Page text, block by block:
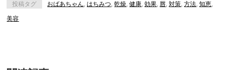
投稿タグ おばあちゃん,はちみつ,乾燥,健康,効果, 唇,対策,方法,知恵,
美容